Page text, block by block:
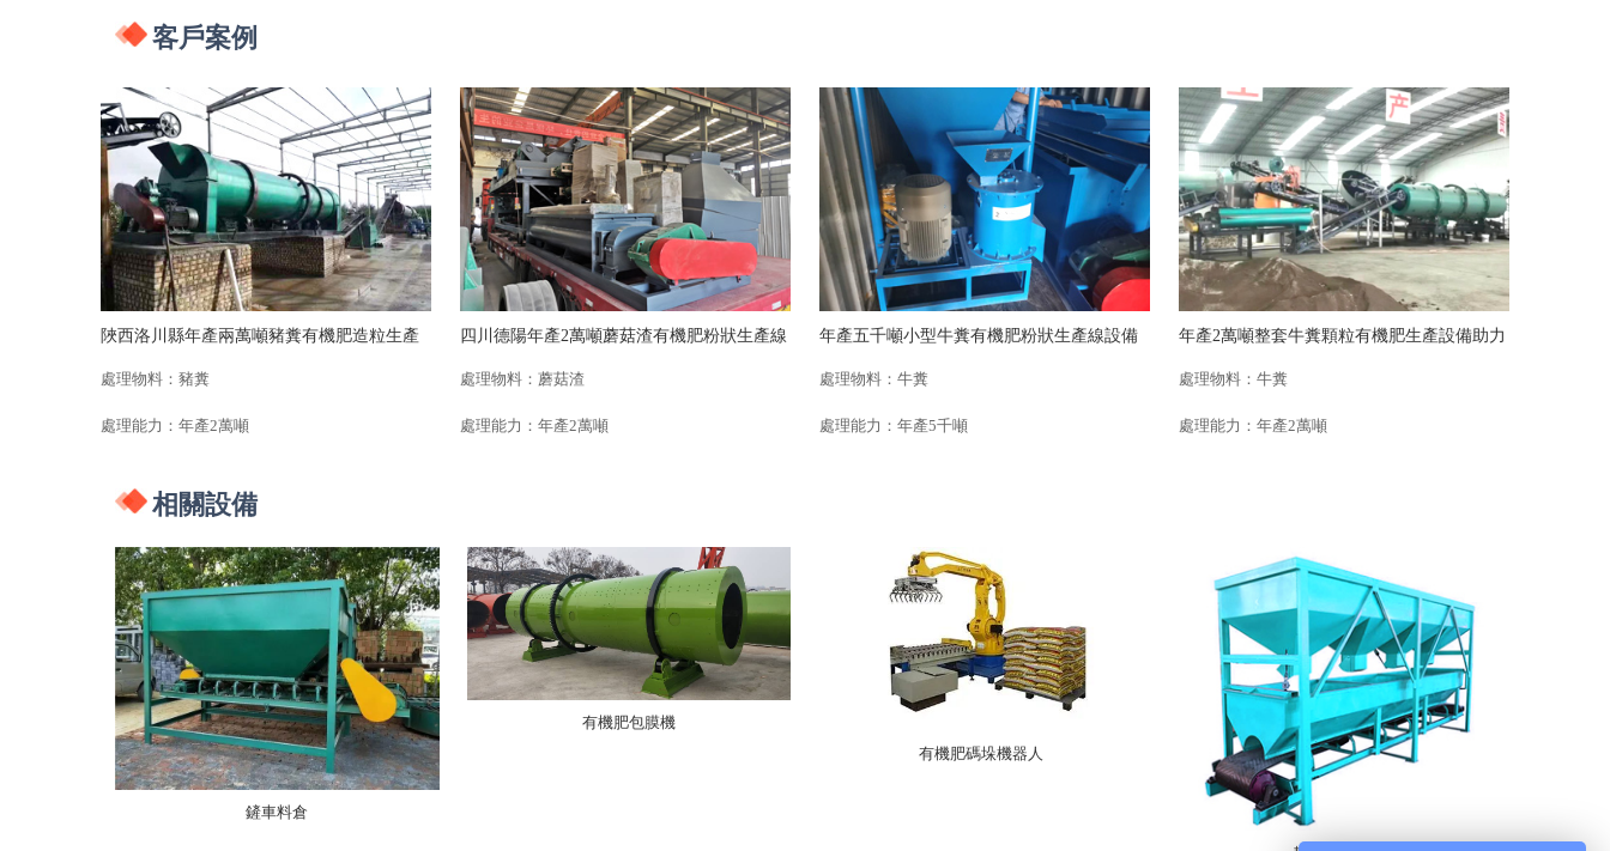
客戶案例
陜西洛川縣年產兩萬噸豬糞有機肥造粒生產
線
處理物料：豬糞
處理能力：年產2萬噸
四川德陽年產2萬噸蘑菇渣有機肥粉狀生產線
設備發貨
處理物料：蘑菇渣
處理能力：年產2萬噸
年產五千噸小型牛糞有機肥粉狀生產線設備
出口約旦
處理物料：牛糞
處理能力：年產5千噸
年產2萬噸整套牛糞顆粒有機肥生產設備助力
甘肅泉州
處理物料：牛糞
處理能力：年產2萬噸
相關設備
鏟車料倉
有機肥包膜機
有機肥碼垛機器人